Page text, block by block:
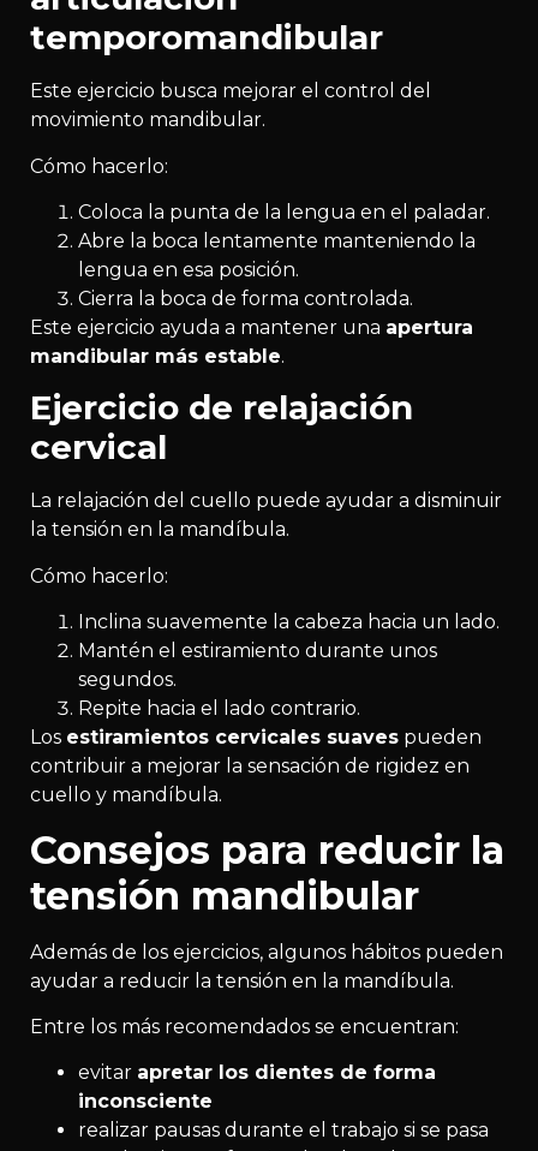
temporomandibular
Este ejercicio busca mejorar el control del
movimiento mandibular.
Cómo hacerlo:
Coloca la punta de la lengua en el paladar.
Abre la boca lentamente manteniendo la
lengua en esa posición.
Cierra la boca de forma controlada.
Este ejercicio ayuda a mantener una apertura
mandibular más estable.
Ejercicio de relajación
cervical
La relajación del cuello puede ayudar a disminuir
la tensión en la mandíbula.
Cómo hacerlo:
Inclina suavemente la cabeza hacia un lado.
Mantén el estiramiento durante unos
segundos.
Repite hacia el lado contrario.
Los estiramientos cervicales suaves pueden
contribuir a mejorar la sensación de rigidez en
cuello y mandíbula.
Consejos para reducir la
tensión mandibular
Además de los ejercicios, algunos hábitos pueden
ayudar a reducir la tensión en la mandíbula.
Entre los más recomendados se encuentran:
evitar apretar los dientes de forma
inconsciente
realizar pausas durante el trabajo si se pasa